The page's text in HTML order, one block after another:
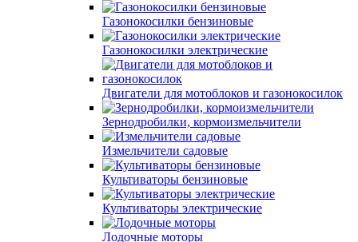
Газонокосилки бензиновые
Газонокосилки электрические
Двигатели для мотоблоков и газонокосилок
Зернодробилки, кормоизмельчители
Измельчители садовые
Культиваторы бензиновые
Культиваторы электрические
Лодочные моторы